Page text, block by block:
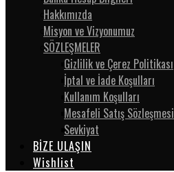
Hakkımızda
Misyon ve Vizyonumuz
SÖZLEŞMELER
Gizlilik ve Çerez Politikası
İptal ve İade Koşulları
Kullanım Koşulları
Mesafeli Satış Sözleşmesi
Sevkiyat
BİZE ULAŞIN
Wishlist